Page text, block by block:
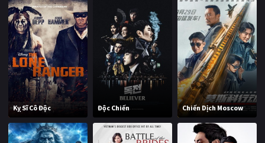
Kỵ Sĩ Cô Độc Độc Chiến Chiến Dịch Moscow